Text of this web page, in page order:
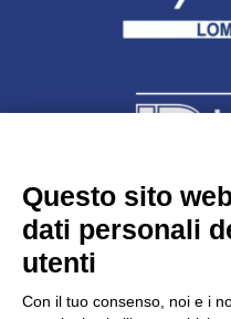
Unidata
Largo
C.F.
Questo sito
dati personali
utenti
Con il tuo consenso, noi e i